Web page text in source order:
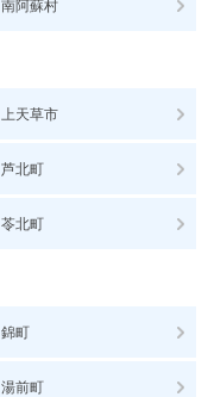
南阿蘇村
上天草市
芦北町
苓北町
錦町
湯前町